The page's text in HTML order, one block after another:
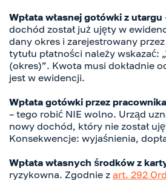
Wpłata własnej gotówki z utargu
dochód został już ujęty w
dany okres i zarejestrowany
tytułu płatności należy wskazać:
(okres)”. Kwota musi dokładnie
jest w ewidencji.
Wpłata gotówki przez
– tego robić NIE wolno. Urząd
nowy dochód, który nie został
Konsekwencje: wyjaśnienia,
Wpłata własnych środków z
ryzykowna. Zgodnie z art. 292